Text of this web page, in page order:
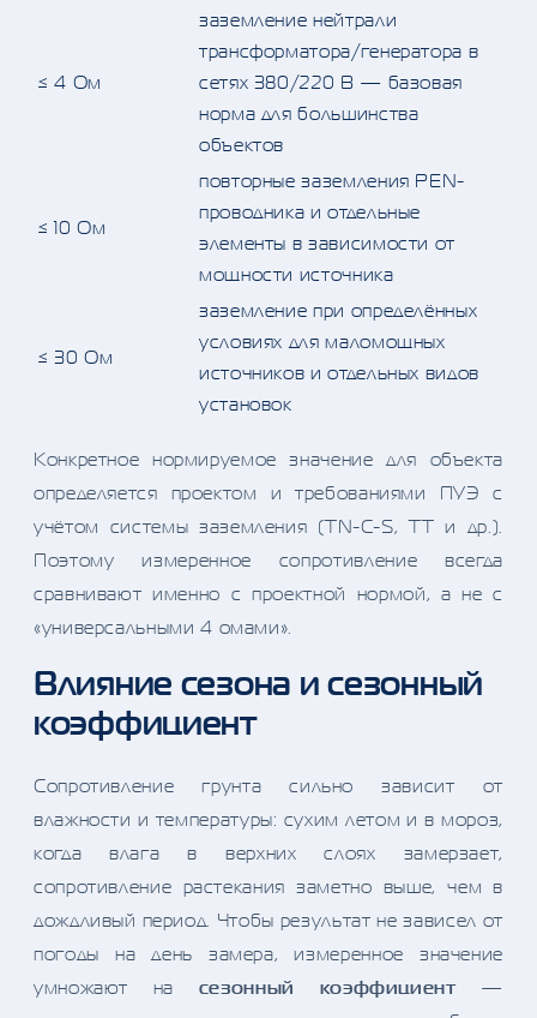
≤ 4 Ом
заземление нейтрали
трансформатора/генератора в
сетях 380/220 В — базовая
норма для большинства
объектов
≤ 10 Ом
повторные заземления PEN-
проводника и отдельные
элементы в зависимости от
мощности источника
≤ 30 Ом
заземление при определённых
условиях для маломощных
источников и отдельных видов
установок
Конкретное нормируемое значение для объекта
определяется проектом и требованиями ПУЭ с
учётом системы заземления (TN-C-S, TT и др.).
Поэтому измеренное сопротивление всегда
сравнивают именно с проектной нормой, а не с
«универсальными 4 омами».
Влияние сезона и сезонный
коэффициент
Сопротивление грунта сильно зависит от
влажности и температуры: сухим летом и в мороз,
когда влага в верхних слоях замерзает,
сопротивление растекания заметно выше, чем в
дождливый период. Чтобы результат не зависел от
погоды на день замера, измеренное значение
умножают на сезонный коэффициент—